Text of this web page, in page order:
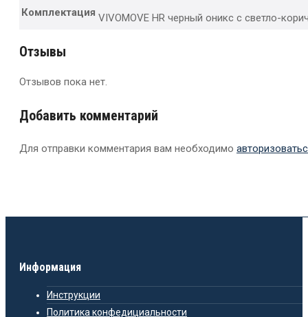
Комплектация VIVOMOVE HR черный оникс с светло-
Отзывы
Отзывов пока нет.
Добавить комментарий
Для отправки комментария вам необходимо
Информация
Инструкции
Политика конфедициальности